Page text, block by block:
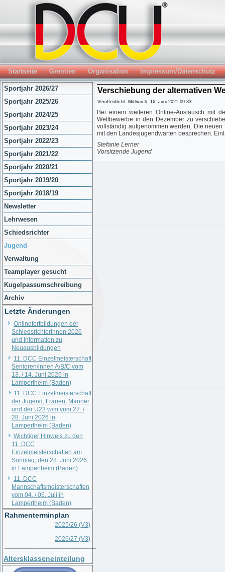
Startseite Gremien Organisation Impressum/Datenschutz
Sportjahr 2026/27
Sportjahr 2025/26
Sportjahr 2024/25
Sportjahr 2023/24
Sportjahr 2022/23
Sportjahr 2021/22
Sportjahr 2020/21
Sportjahr 2019/20
Sportjahr 2018/19
Newsletter
Lehrwesen
Schiedsrichter
Jugend
Verwaltung
Teamplayer gesucht
Kugelpassumschreibung
Archiv
Letzte Änderungen
Onlinefortbildungen der
SchiedsrichterInnen 2026
und Information zu
Neuausbildungen
11. DCC Einzelmeisterschaft
Senioren/innen A/B/C vom
13. / 14. Juni 2026 in
Lampertheim (Baden)
11. DCC Einzelmeisterschaft
der Jugend, Frauen, Männer
und der U23 w/m vom 27. /
28. Juni 2026 in
Lampertheim (Baden)
Wichtiger Hinweis zu den
11. DCC
Einzelmeisterschaften am
Sonntag, den 28. Juni 2026
in Lampertheim (Baden)
11. DCC
Mannschaftsmeisterschaften
vom 04. / 05. Juli in
Lampertheim (Baden)
Rahmenterminplan
2025/26 (V3)
2026/27 (V3)
Altersklasseneinteilung
Verschiebung der alternativen
Veröffentlicht: Mittwoch, 16. Juni 2021 09:33
Bei einem weiteren Online-Austausch mit
Wettbewerbe in den Dezember zu
vollständig aufgenommen werden. Die
mit den Landesjugendwarten besprechen.
Stefanie Lerner
Vorsitzende Jugend